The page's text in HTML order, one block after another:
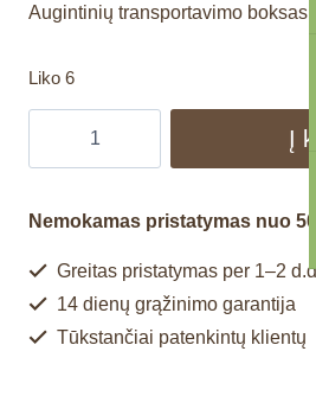
Augintinių transportavimo boksas.
Liko 6
Į
Nemokamas pristatymas nuo
Greitas pristatymas per 1–2
14 dienų grąžinimo garantija
Tūkstančiai patenkintų klientų